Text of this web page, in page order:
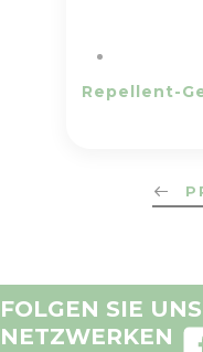
FOLGEN SIE
NETZWERKEN